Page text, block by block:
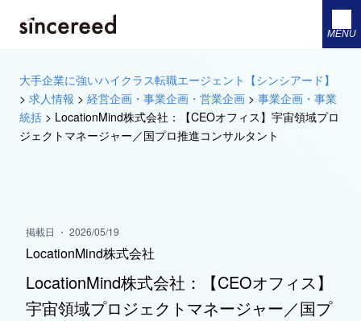
MENU
大手企業に強いハイクラス転職エージェント【シンシアード】
> 求人情報 > 経営企画・事業企画・営業企画 > 事業企画・事業
統括 > LocationMind株式会社：【CEOオフィス】宇宙領域プロ
ジェクトマネージャー／国プロ推進コンサルタント
掲載日 ・ 2026/05/19
LocationMind株式会社
LocationMind株式会社：【CEOオフィス】
宇宙領域プロジェクトマネージャー／国プ